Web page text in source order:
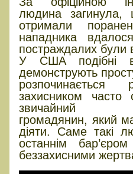
людина
отримали
нападника
постраждалих були
У США подібні
демонструють
захисником часто
звичайний
громадянин, який
діяти. Саме такі
останнім
беззахисними